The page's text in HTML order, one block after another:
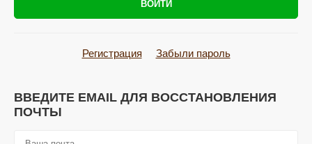
ВОЙТИ
Регистрация Забыли пароль
ВВЕДИТЕ EMAIL ДЛЯ ВОССТАНОВЛЕНИЯ
ПОЧТЫ